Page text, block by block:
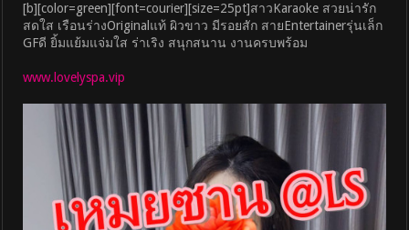
[b][color=green][font=courier][size=25pt]สาวKaraoke สวยน่ารัก
สดใส เรือนร่างOriginalแท้ ผิวขาว มีรอยสัก สายEntertainerรุ่นเล็ก
GFดี ยิ้มแย้มแจ่มใส ร่าเริง สนุกสนาน งานครบพร้อม
www.lovelyspa.vip